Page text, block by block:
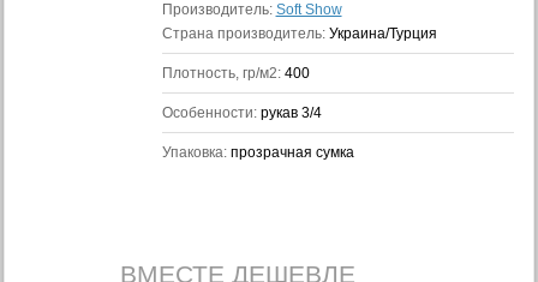
Производитель: Soft Show
Страна производитель: Украина/Турция
Плотность, гр/м2: 400
Особенности: рукав 3/4
Упаковка: прозрачная сумка
ВМЕСТЕ ДЕШЕВЛЕ